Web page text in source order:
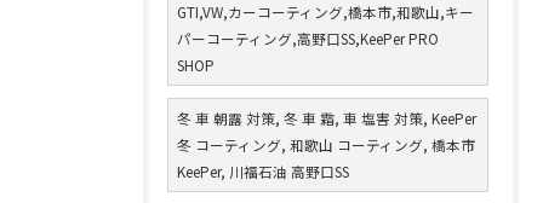
GTI,VW,カーコーティング,橋本市,和歌山,キー
パーコーティング,高野口SS,KeePer PRO
SHOP
冬 車 朝露 対策, 冬 車 霜, 車 塩害 対策, KeePer
冬 コーティング, 和歌山 コーティング, 橋本市
KeePer, 川福石油 高野口SS